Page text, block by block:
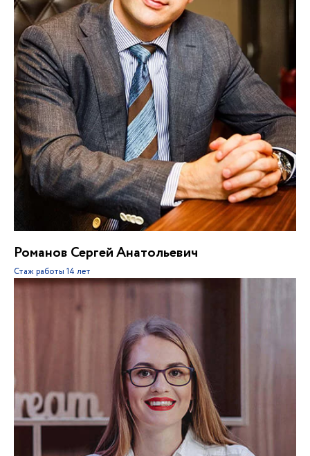
Романов Сергей Анатольевич
Стаж работы 14 лет